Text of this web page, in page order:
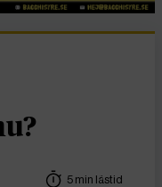
5 min lästid